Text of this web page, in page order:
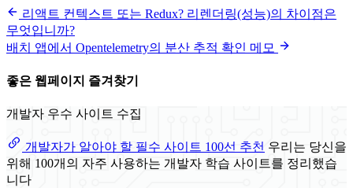
리액트 컨텍스트 또는 Redux? 리렌더링(성능)의 차이점은
무엇입니까?
배치 앱에서 Opentelemetry의 분산 추적 확인 메모
좋은 웹페이지 즐겨찾기
개발자 우수 사이트 수집
개발자가 알아야 할 필수 사이트 100선 추천 우리는 당신을
위해 100개의 자주 사용하는 개발자 학습 사이트를 정리했습
니다